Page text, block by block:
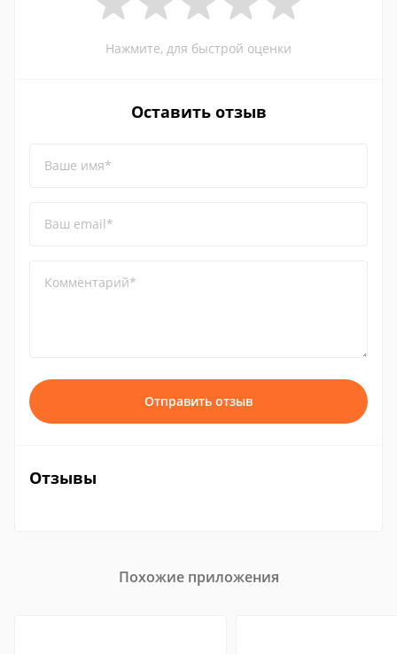
Нажмите, для быстрой оценки
Оставить отзыв
Ваше имя*
Ваш email*
Комментарий*
Отправить отзыв
Отзывы
Похожие приложения